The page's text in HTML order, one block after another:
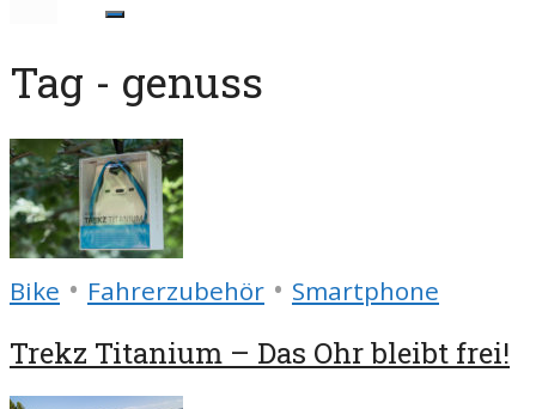
Tag - genuss
Bike • Fahrerzubehör • Smartphone
Trekz Titanium – Das Ohr bleibt frei!